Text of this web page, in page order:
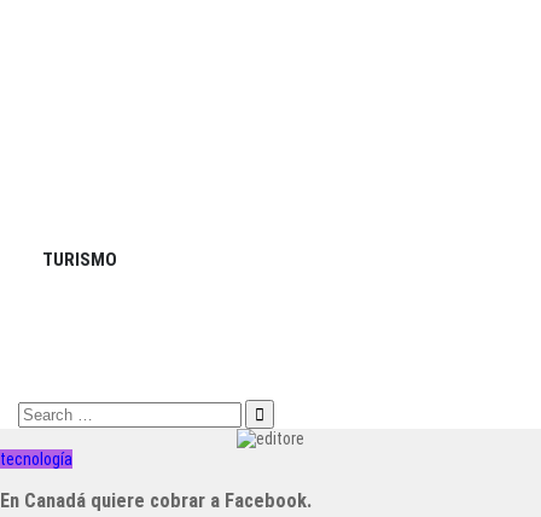
TURISMO
Search
for:
tecnología
En Canadá quiere cobrar a Facebook.